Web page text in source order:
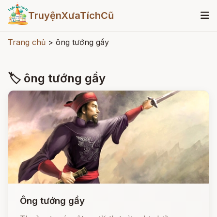
TruyệnXưaTíchCũ
Trang chủ > ông tướng gầy
🏷 ông tướng gầy
Ông tướng gầy